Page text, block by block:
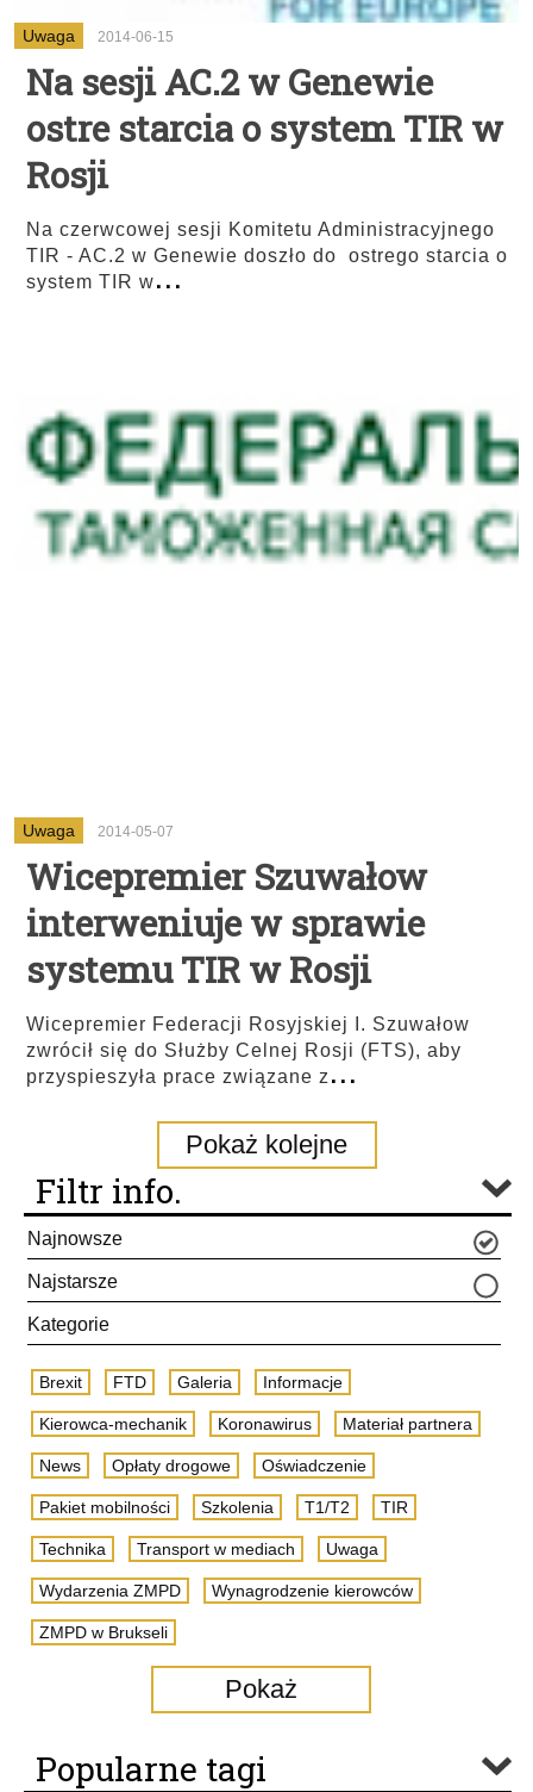
Uwaga 2014-06-15
Na sesji AC.2 w Genewie
ostre starcia o system TIR w
Rosji
Na czerwcowej sesji Komitetu Administracyjnego
TIR - AC.2 w Genewie doszło do ostrego starcia o
system TIR w...
Uwaga 2014-05-07
Wicepremier Szuwałow
interweniuje w sprawie
systemu TIR w Rosji
Wicepremier Federacji Rosyjskiej I. Szuwałow
zwrócił się do Służby Celnej Rosji (FTS), aby
przyspieszyła prace związane z ...
Pokaż kolejne
Filtr info.
Najnowsze
Najstarsze
Kategorie
Brexit FTD Galeria Informacje
Kierowca-mechanik Koronawirus Materiał partnera
News Opłaty drogowe Oświadczenie
Pakiet mobilności Szkolenia T1/T2 TIR
Technika Transport w mediach Uwaga
Wydarzenia ZMPD Wynagrodzenie kierowców
ZMPD w Brukseli
Pokaż
Popularne tagi